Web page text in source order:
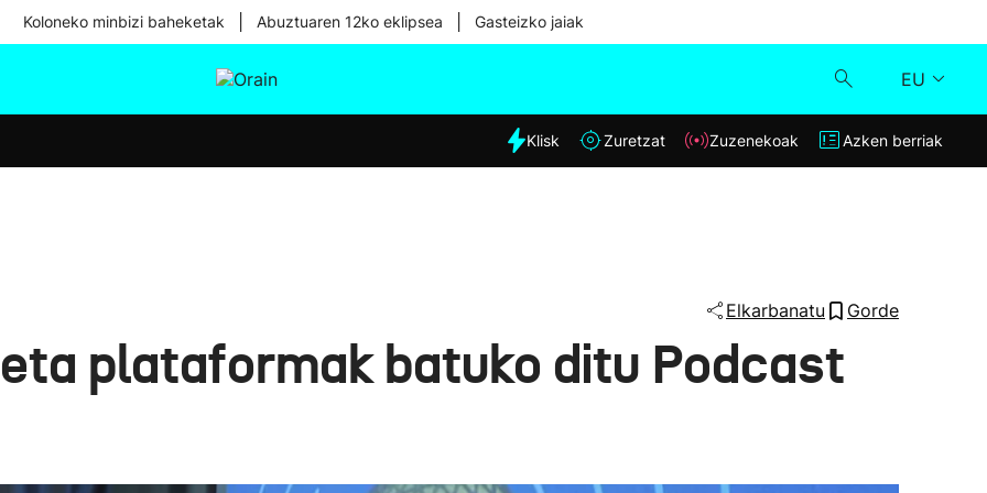
Koloneko minbizi baheketak Abuztuaren 12ko eklipsea Gasteizko jaiak
EU
Eguraldia
Klisk
Azken berriak
Klisk Zuretzat Zuzenekoak Azken berriak
Elkarbanatu Gorde
plataformak batuko ditu Podcast